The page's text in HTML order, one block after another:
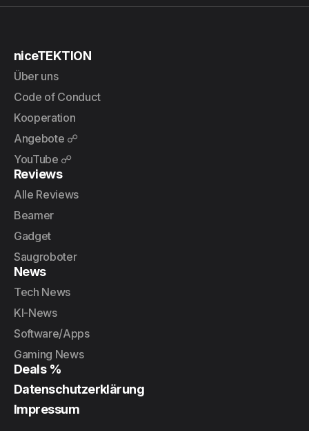
niceTEKTION
Über uns
Code of Conduct
Kooperation
Angebote ☍
YouTube ☍
Reviews
Alle Reviews
Beamer
Gadget
Saugroboter
News
Tech News
KI-News
Software/Apps
Gaming News
Deals %
Datenschutzerklärung
Impressum